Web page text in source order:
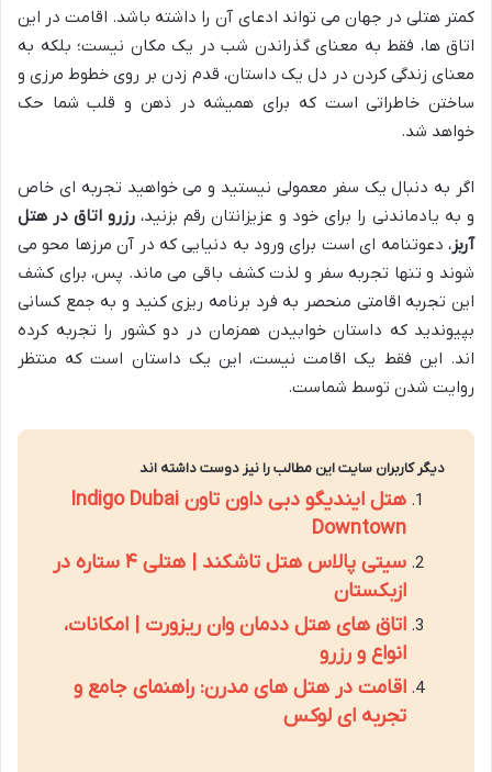
کمتر هتلی در جهان می تواند ادعای آن را داشته باشد. اقامت در این
اتاق ها، فقط به معنای گذراندن شب در یک مکان نیست؛ بلکه به
معنای زندگی کردن در دل یک داستان، قدم زدن بر روی خطوط مرزی و
ساختن خاطراتی است که برای همیشه در ذهن و قلب شما حک
خواهد شد.
اگر به دنبال یک سفر معمولی نیستید و می خواهید تجربه ای خاص
و به یادماندنی را برای خود و عزیزانتان رقم بزنید، رزرو اتاق در هتل
آربز، دعوتنامه ای است برای ورود به دنیایی که در آن مرزها محو می
شوند و تنها تجربه سفر و لذت کشف باقی می ماند. پس، برای کشف
این تجربه اقامتی منحصر به فرد برنامه ریزی کنید و به جمع کسانی
بپیوندید که داستان خوابیدن همزمان در دو کشور را تجربه کرده
اند. این فقط یک اقامت نیست، این یک داستان است که منتظر
روایت شدن توسط شماست.
دیگر کاربران سایت این مطالب را نیز دوست داشته اند
هتل ایندیگو دبی داون تاون Indigo Dubai
Downtown
سیتی پالاس هتل تاشکند | هتلی ۴ ستاره در
ازبکستان
اتاق های هتل ددمان وان ریزورت | امکانات،
انواع و رزرو
اقامت در هتل های مدرن: راهنمای جامع و
تجربه ای لوکس